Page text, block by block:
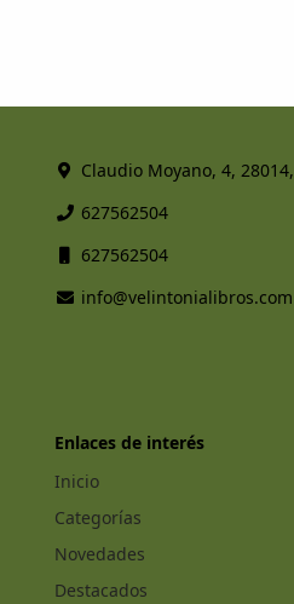
Claudio Moyano, 4,
627562504
627562504
info@velintonialibros.com
Enlaces de interés
Inicio
Categorías
Novedades
Destacados